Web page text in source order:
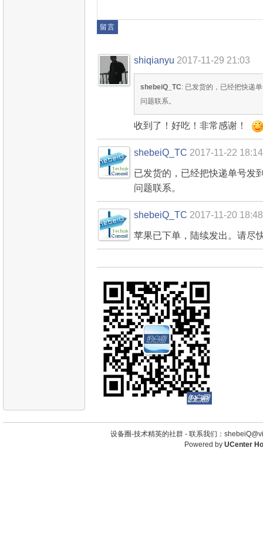
shiqianyu 2017-11-29 21:03
shebeiQ_TC: 已发货的，已经把快递
问题联系。
收到了！好吃！非常感谢！
shebeiQ_TC 2017-11-22 18:14
已发货的，已经把快递单号发
问题联系。
shebeiQ_TC 2017-11-20 18:48
苹果已下单，陆续发出。请尽
设备圈-技术精英的社群 - 联系我们：
Powered by UCenter